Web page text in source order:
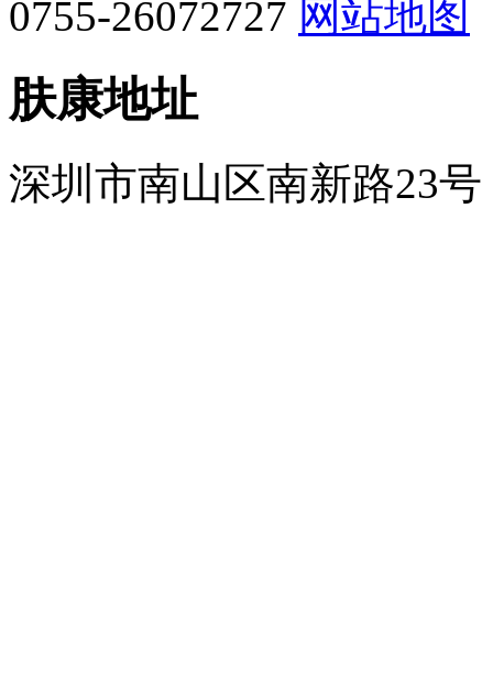
0755-26072727 网站地图
肤康地址
深圳市南山区南新路23